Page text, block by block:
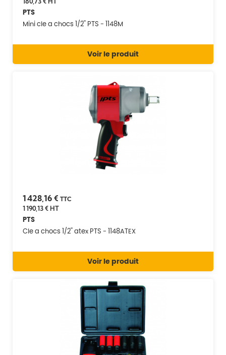
PTS
Mini cle a chocs 1/2'' PTS - 1148M
Voir le produit
1 428,16 € TTC
1 190,13 €HT
PTS
Cle a chocs 1/2'' atex PTS - 1148ATEX
Voir le produit